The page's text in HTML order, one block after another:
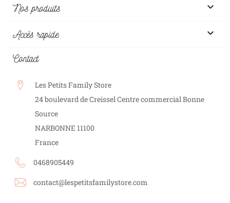
Nos produits 
Accès rapide 
Contact
Les Petits Family Store
24 boulevard de Creissel Centre commercial Bonne
Source
NARBONNE 11100
France
0468905449
contact@lespetitsfamilystore.com